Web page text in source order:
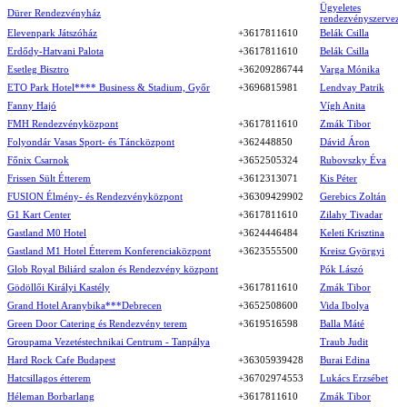
Dürer Rendezvényház
Ügyeletes
Elevenpark Játszóház
+3617811610
Belák Csilla
Erdődy-Hatvani Palota
+3617811610
Belák Csilla
Esetleg Bisztro
+36209286744
Varga Mónika
ETO Park Hotel**** Business & Stadium, Győr
+3696815981
Lendvay Patrik
Fanny Hajó
Vígh Anita
FMH Rendezvényközpont
+3617811610
Zmák Tibor
Folyondár Vasas Sport- és Táncközpont
+362448850
Dávid Áron
Főnix Csarnok
+3652505324
Rubovszky Éva
Frissen Sült Étterem
+3612313071
Kis Péter
FUSION Élmény- és Rendezvényközpont
+36309429902
Gerebics Zoltán
G1 Kart Center
+3617811610
Zilahy Tivadar
Gastland M0 Hotel
+3624446484
Keleti Krisztina
Gastland M1 Hotel Étterem Konferenciaközpont
+3623555500
Kreisz Györgyi
Glob Royal Biliárd szalon és Rendezvény központ
Pók Lászó
Gödöllői Királyi Kastély
+3617811610
Zmák Tibor
Grand Hotel Aranybika***Debrecen
+3652508600
Vida Ibolya
Green Door Catering és Rendezvény terem
+3619516598
Balla Máté
Groupama Vezetéstechnikai Centrum - Tanpálya
Traub Judit
Hard Rock Cafe Budapest
+36305939428
Burai Edina
Hatcsillagos étterem
+36702974553
Lukács Erzsébet
Héleman Borbarlang
+3617811610 Zmák Tibor